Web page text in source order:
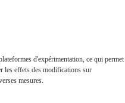
d'expérimentation, ce qui permet
les effets des modifications sur
mesures.